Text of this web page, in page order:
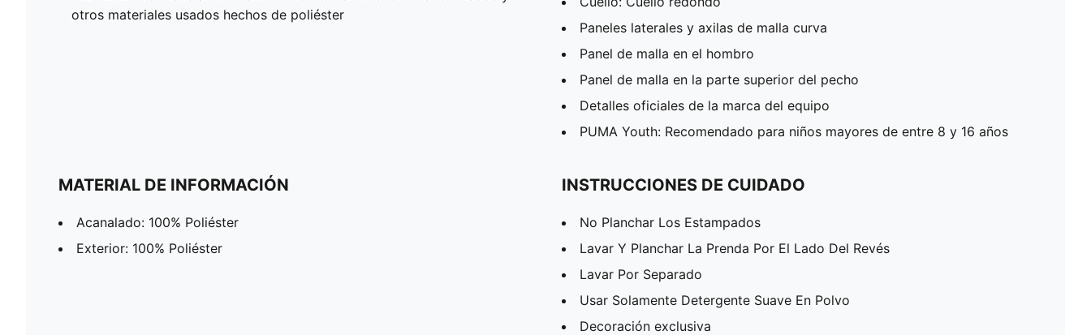
otros materiales usados ​​hechos de poliéster
Paneles laterales y axilas de malla curva
Panel de malla en el hombro
Panel de malla en la parte superior del pecho
Detalles oficiales de la marca del equipo
PUMA Youth: Recomendado para niños mayores de entre 8 y 16 años
MATERIAL DE INFORMACIÓN
Acanalado: 100% Poliéster
Exterior: 100% Poliéster
INSTRUCCIONES DE CUIDADO
No Planchar Los Estampados
Lavar Y Planchar La Prenda Por El Lado Del Revés
Lavar Por Separado
Usar Solamente Detergente Suave En Polvo
Decoración exclusiva